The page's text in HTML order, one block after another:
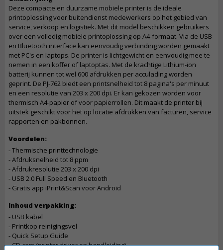
Deze compacte en duurzame mobiele printer is de ideale
printoplossing voor buitendienst medewerkers op het gebied van
service, verkoop en logistiek. Met dit model beschikken gebruikers
over een volledig mobiele printoplossing op A4-formaat. Via de USB
en Bluetooth interface kan eenvoudig verbinding worden gemaakt
met PC's en laptops. De printer is lichtgewicht en eenvoudig mee te
nemen in een koffer of laptoptas. Met de krachtige Lithium-ion
batterij kunnen tot wel 600 afdrukken per acculading worden
geprint. De PJ-762 biedt een printsnelheid tot 8 pagina's per minuut
en een resolutie van 203 x 200 dpi. Er kan gekozen worden voor
thermisch A4-papier of voor papierrollen. Dit maakt de printer bij
uitstek geschikt voor het op locatie afdrukken van facturen, service
rapporten en pakbonnen.
Voordelen:
- Thermische printtechnologie
- Afdruksnelheid tot 8 ppm
- Afdrukresolutie 203 x 200 dpi
- USB 2.0 Full Speed en Bluetooth
- Gratis app iPrint&Scan voor Android
Inhoud verpakking:
- USB kabel
- Printkop reinigingsvel
- Quick Setup Guide
- CD-rom (printer driver en handleiding)